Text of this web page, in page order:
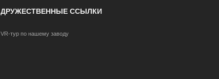
ДРУЖЕСТВЕННЫЕ ССЫЛКИ
VR-тур по нашему заводу